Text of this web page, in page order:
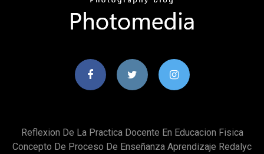
Reflexion De La Practica Docente En Educacion Fisica
Concepto De Proceso De Enseñanza Aprendizaje Redalyc